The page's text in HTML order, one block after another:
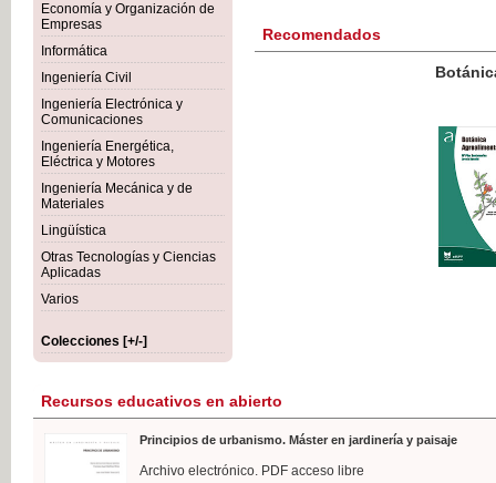
Economía y Organización de
Empresas
Informática
Ingeniería Civil
Ingeniería Electrónica y
Comunicaciones
Ingeniería Energética,
Eléctrica y Motores
Ingeniería Mecánica y de
Materiales
Lingüística
Otras Tecnologías y Ciencias
Aplicadas
Varios
Colecciones [+/-]
Recomendados
Botánica Agroalimentaria
IVA
Recursos educativos en abierto
Principios de urbanismo. Máster en jardinería y paisaje
Archivo electrónico. PDF acceso libre